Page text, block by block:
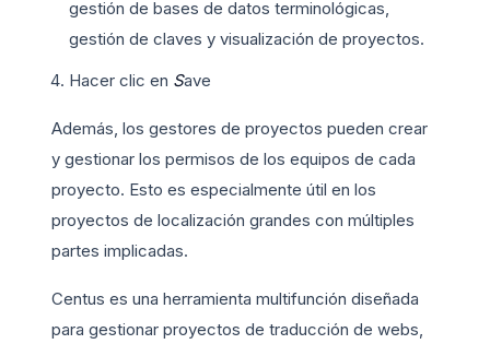
gestión de bases de datos terminológicas,
gestión de claves y visualización de proyectos.
Hacer clic en Save
Además, los gestores de proyectos pueden crear
y gestionar los permisos de los equipos de cada
proyecto. Esto es especialmente útil en los
proyectos de localización grandes con múltiples
partes implicadas.
Centus es una herramienta multifunción diseñada
para gestionar proyectos de traducción de webs,